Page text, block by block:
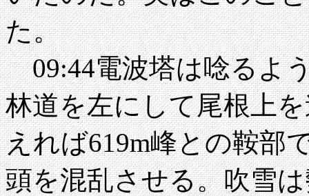
た。
09:44電波塔は唸るよ
林道を左にして尾根上
えれば619m峰との鞍部
頭を混乱させる。吹雪